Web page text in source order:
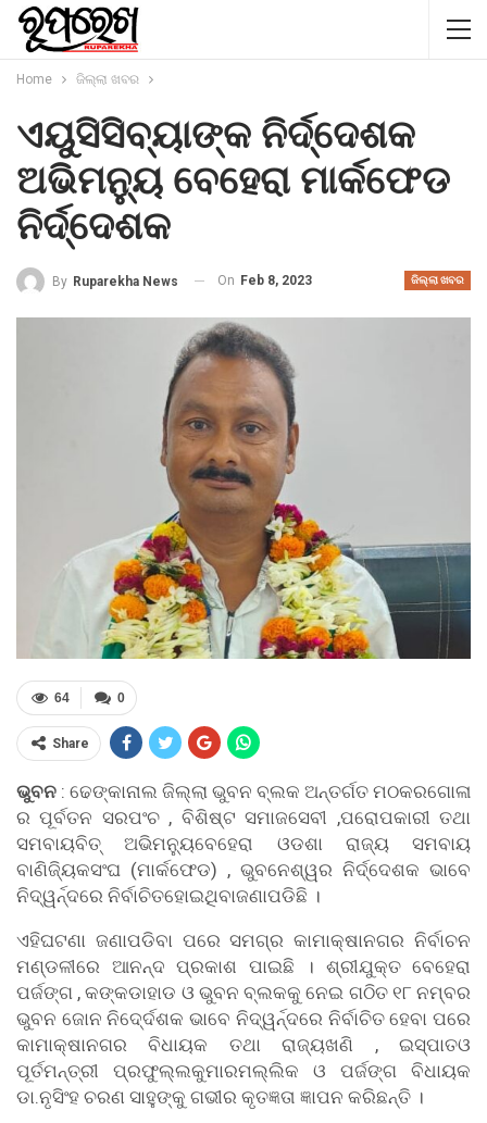
Home ଜିଲ୍ଲା ଖବର
ଏୟୁସିସିବ୍ୟାଙ୍କ ନିର୍ଦ୍ଦେଶକ
ଅଭିମନ୍ୟୁ ବେହେରା ମାର୍କଫେଡ
ନିର୍ଦ୍ଦେଶକ
ଜିଲ୍ଲା ଖବର
By Ruparekha News On Feb 8, 2023
0
64
Share
ଭୁବନ : ଢେଙ୍କାନାଲ ଜିଲ୍ଲା ଭୁବନ ବ୍ଲକ ଅନ୍ତର୍ଗତ ମଠକରଗୋଳା
ର ପୂର୍ବତନ ସରପଂଚ , ବିଶିଷ୍ଟ ସମାଜସେବୀ ,ପରୋପକାରୀ ତଥା
ସମବାୟବିତ୍ ଅଭିମନ୍ୟୁବେହେରା ଓଡଶା ରାଜ୍ୟ ସମବାୟ
ବାଣିଜି୍ୟକସଂଘ (ମାର୍କଫେଡ) , ଭୁବନେଶ୍ୱର ନିର୍ଦ୍ଦେଶକ ଭାବେ
ନିଦ୍ୱର୍ନ୍ଦରେ ନିର୍ବାଚିତହୋଇଥିବାଜଣାପଡିଛି ।
ଏହିଘଟଣା ଜଣାପଡିବା ପରେ ସମଗ୍ର କାମାକ୍ଷାନଗର ନିର୍ବାଚନ
ମଣ୍ଡଳୀରେ ଆନନ୍ଦ ପ୍ରକାଶ ପାଇଛି । ଶ୍ରୀଯୁକ୍ତ ବେହେରା
ପର୍ଜଙ୍ଗ , କଙ୍କଡାହାଡ ଓ ଭୁବନ ବ୍ଲକକୁ ନେଇ ଗଠିତ ୧୮ ନମ୍ବର
ଭୁବନ ଜୋନ ନିଦେ୍ର୍ଦଶକ ଭାବେ ନିଦ୍ୱର୍ନ୍ଦରେ ନିର୍ବାଚିତ ହେବା ପରେ
କାମାକ୍ଷାନଗର ବିଧାୟକ ତଥା ରାଜ୍ୟଖଣି , ଇସ୍ପାତଓ
ପୂର୍ତମନ୍ତ୍ରୀ ପ୍ରଫୁଲ୍ଲକୁମାରମଲ୍ଲିକ ଓ ପର୍ଜଙ୍ଗ ବିଧାୟକ
ଡା.ନୃସିଂହ ଚରଣ ସାହୁଙ୍କୁ ଗଭୀର କୃତଜ୍ଞତା ଜ୍ଞାପନ କରିଛନ୍ତି ।